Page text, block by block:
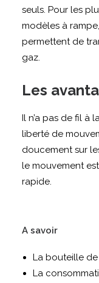
seuls. Pour les
modèles à
permettent de
gaz.
Les
Il n’a pas de fil à
liberté de
doucement sur
le mouvement
rapide.
A savoir
La bouteille de
La